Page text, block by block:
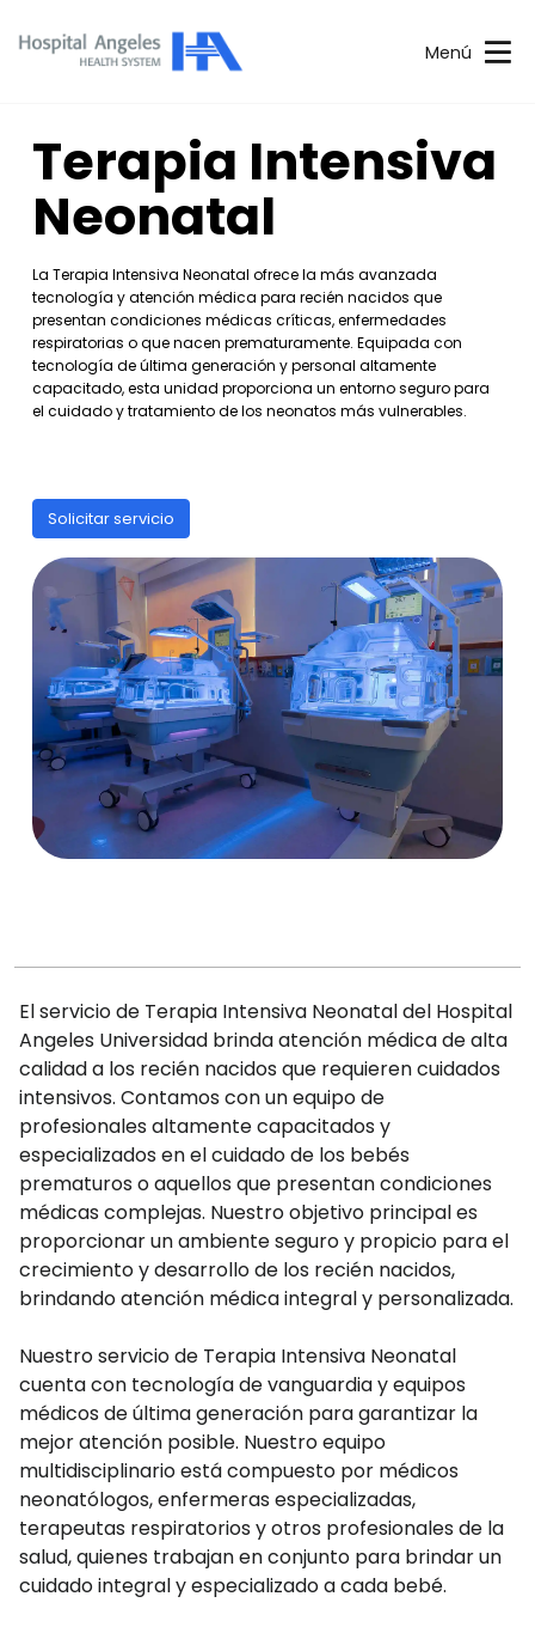
Menú
Terapia Intensiva
Neonatal
La Terapia Intensiva Neonatal ofrece la más avanzada
tecnología y atención médica para recién nacidos que
presentan condiciones médicas críticas, enfermedades
respiratorias o que nacen prematuramente. Equipada con
tecnología de última generación y personal altamente
capacitado, esta unidad proporciona un entorno seguro para
el cuidado y tratamiento de los neonatos más vulnerables.
Solicitar servicio
El servicio de Terapia Intensiva Neonatal del Hospital
Angeles Universidad brinda atención médica de alta
calidad a los recién nacidos que requieren cuidados
intensivos. Contamos con un equipo de
profesionales altamente capacitados y
especializados en el cuidado de los bebés
prematuros o aquellos que presentan condiciones
médicas complejas. Nuestro objetivo principal es
proporcionar un ambiente seguro y propicio para el
crecimiento y desarrollo de los recién nacidos,
brindando atención médica integral y personalizada.
Nuestro servicio de Terapia Intensiva Neonatal
cuenta con tecnología de vanguardia y equipos
médicos de última generación para garantizar la
mejor atención posible. Nuestro equipo
multidisciplinario está compuesto por médicos
neonatólogos, enfermeras especializadas,
terapeutas respiratorios y otros profesionales de la
salud, quienes trabajan en conjunto para brindar un
cuidado integral y especializado a cada bebé.